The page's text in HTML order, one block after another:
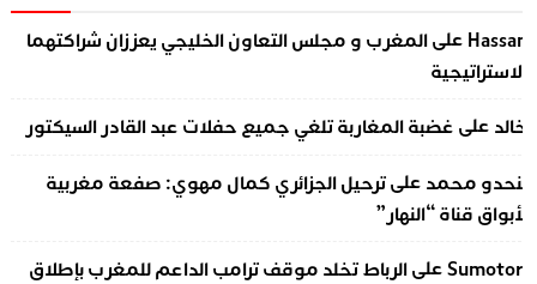
علىالمغرب و مجلس التعاون الخليجي يعززان شراكتهما
علىغضبة المغاربة تلغي جميع حفلات عبد القادر السيكتور
محمدعلىترحيل الجزائري كمال مهوي: صفعة مغربية
قناة “النهار”
علىالرباط تخلد موقف ترامب الداعم للمغرب بإطلاق